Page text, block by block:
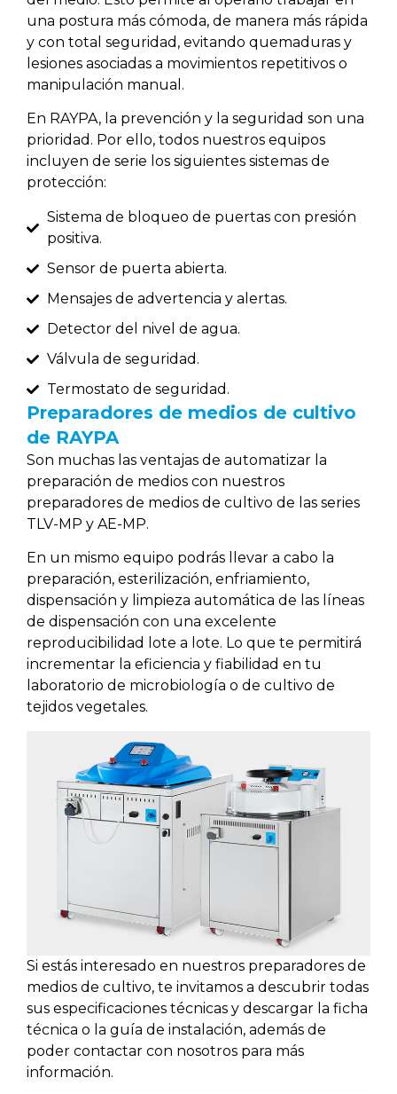
una postura más cómoda, de manera más rápida
y con total seguridad, evitando quemaduras y
lesiones asociadas a movimientos repetitivos o
manipulación manual.
En RAYPA, la prevención y la seguridad son una
prioridad. Por ello, todos nuestros equipos
incluyen de serie los siguientes sistemas de
protección:
Sistema de bloqueo de puertas con presión
positiva.
Sensor de puerta abierta.
Mensajes de advertencia y alertas.
Detector del nivel de agua.
Válvula de seguridad.
Termostato de seguridad.
Preparadores de medios de cultivo
de RAYPA
Son muchas las ventajas de automatizar la
preparación de medios con nuestros
preparadores de medios de cultivo de las series
TLV-MP y AE-MP.
En un mismo equipo podrás llevar a cabo la
preparación, esterilización, enfriamiento,
dispensación y limpieza automática de las líneas
de dispensación con una excelente
reproducibilidad lote a lote. Lo que te permitirá
incrementar la eficiencia y fiabilidad en tu
laboratorio de microbiología o de cultivo de
tejidos vegetales.
Si estás interesado en nuestros preparadores de
medios de cultivo, te invitamos a descubrir todas
sus especificaciones técnicas y descargar la ficha
técnica o la guía de instalación, además de
poder contactar con nosotros para más
información.